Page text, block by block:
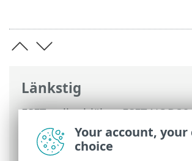
Länkstig
ESET onlinehjälp>ESET
Avancerade inställningar>
Användargränssnitt
> Stöd för
Your account, your
choice